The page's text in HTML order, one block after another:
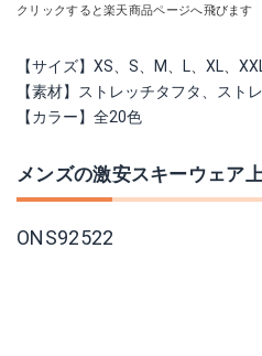
クリックすると楽天商品ページへ飛びます
【サイズ】XS、S、M、L、XL、
【素材】ストレッチタフタ、スト
【カラー】全20色
メンズの激安スキーウェア
ONS92522